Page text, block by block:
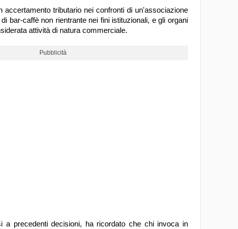
accertamento tributario nei confronti di un'associazione
bar-caffè non rientrante nei fini istituzionali, e gli organi
attività di natura commerciale.
Pubblicità
a precedenti decisioni, ha ricordato che chi invoca in